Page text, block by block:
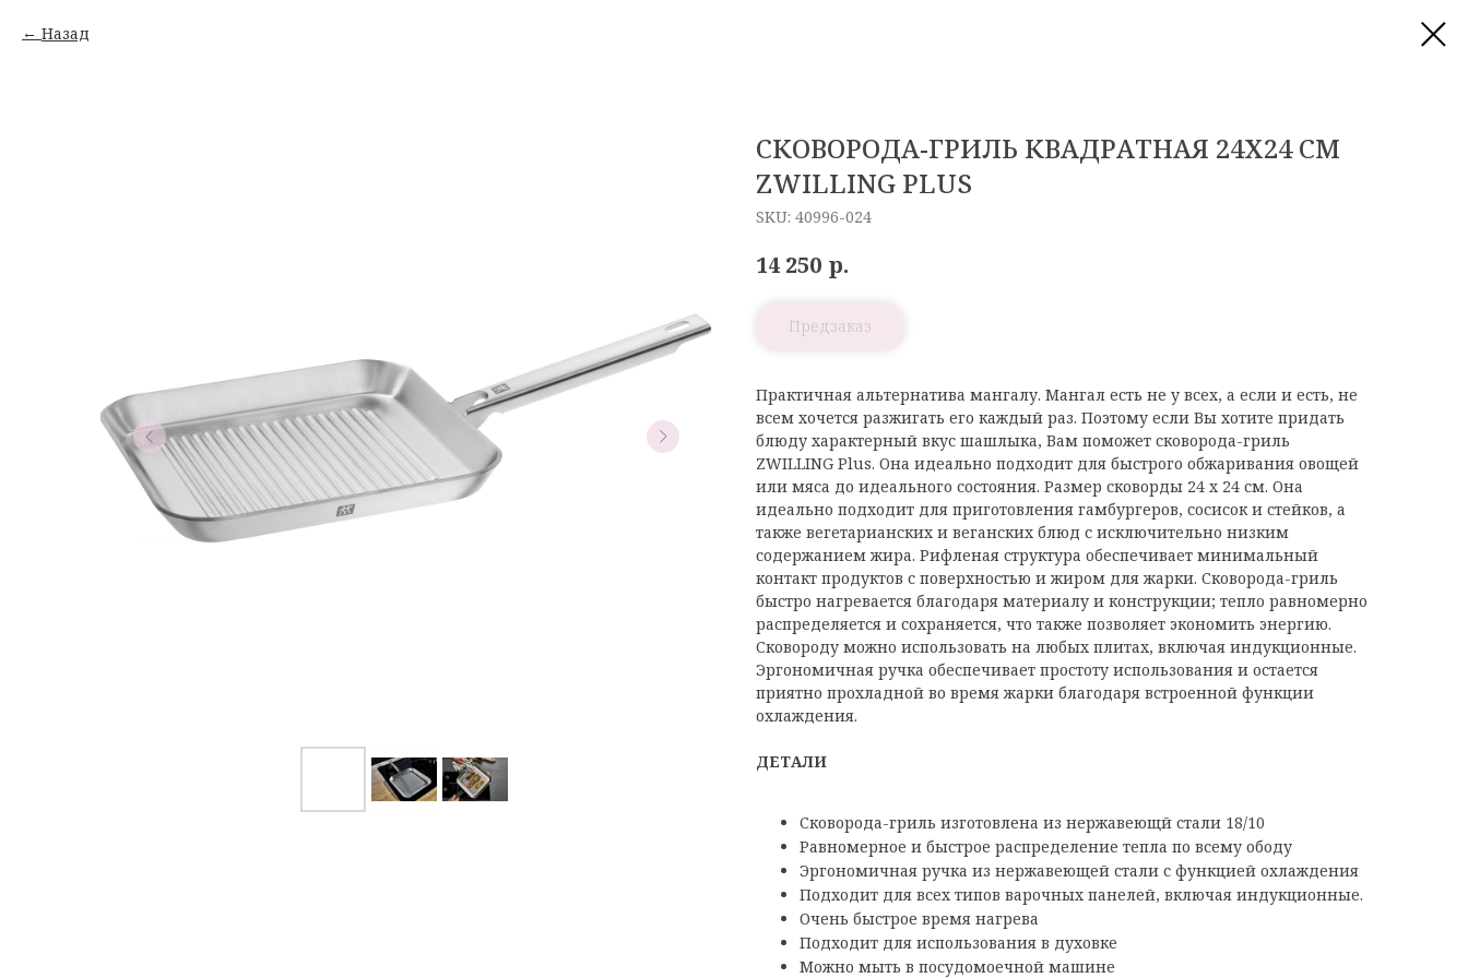
Назад
СКОВОРОДА-ГРИЛЬ КВАДРАТНАЯ 24Х24 СМ
ZWILLING PLUS
SKU: 40996-024
14 250 р.
Практичная альтернатива мангалу. Мангал есть не у всех, а если и есть, не
всем хочется разжигать его каждый раз. Поэтому если Вы хотите придать
блюду характерный вкус шашлыка, Вам поможет сковорода-гриль
ZWILLING Plus. Она идеально подходит для быстрого обжаривания овощей
или мяса до идеального состояния. Размер сковорды 24 x 24 см. Она
идеально подходит для приготовления гамбургеров, сосисок и стейков, а
также вегетарианских и веганских блюд с исключительно низким
содержанием жира. Рифленая структура обеспечивает минимальный
контакт продуктов с поверхностью и жиром для жарки. Сковорода-гриль
быстро нагревается благодаря материалу и конструкции; тепло равномерно
распределяется и сохраняется, что также позволяет экономить энергию.
Сковороду можно использовать на любых плитах, включая индукционные.
Эргономичная ручка обеспечивает простоту использования и остается
приятно прохладной во время жарки благодаря встроенной функции
охлаждения.
ДЕТАЛИ
Сковорода-гриль изготовлена из нержавеющй стали 18/10
Равномерное и быстрое распределение тепла по всему ободу
Эргономичная ручка из нержавеющей стали с функцией охлаждения
Подходит для всех типов варочных панелей, включая индукционные.
Очень быстрое время нагрева
Подходит для использования в духовке
Можно мыть в посудомоечной машине